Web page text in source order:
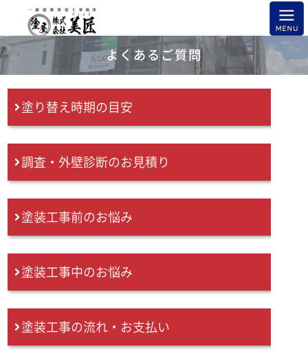
よくあるご質問
塗り替え時期の目安
調査・外壁診断のお見積り
塗装工事前のお悩み
塗装工事中のお悩み
塗装工事の流れ・お支払い